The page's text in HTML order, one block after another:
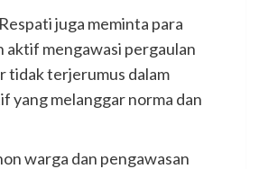
juga meminta para
aktif mengawasi pergaulan
tidak terjerumus dalam
yang melanggar norma dan
warga dan pengawasan